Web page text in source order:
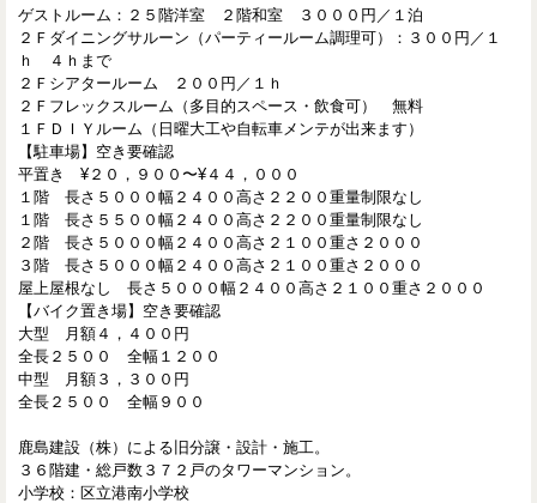
ゲストルーム：２５階洋室 ２階和室 ３０００円／１泊
２Ｆダイニングサルーン（パーティールーム調理可）：３００円／１
ｈ ４ｈまで
２Ｆシアタールーム ２００円／１ｈ
２Ｆフレックスルーム（多目的スペース・飲食可） 無料
１ＦＤＩＹルーム（日曜大工や自転車メンテが出来ます）
【駐車場】空き要確認
平置き ¥２０，９００〜¥４４，０００
１階 長さ５０００幅２４００高さ２２００重量制限なし
１階 長さ５５００幅２４００高さ２２００重量制限なし
２階 長さ５０００幅２４００高さ２１００重さ２０００
３階 長さ５０００幅２４００高さ２１００重さ２０００
屋上屋根なし 長さ５０００幅２４００高さ２１００重さ２０００
【バイク置き場】空き要確認
大型 月額４，４００円
全長２５００ 全幅１２００
中型 月額３，３００円
全長２５００ 全幅９００
鹿島建設（株）による旧分譲・設計・施工。
３６階建・総戸数３７２戸のタワーマンション。
小学校：区立港南小学校